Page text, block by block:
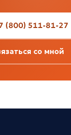
(800) 511-81-27
со мной